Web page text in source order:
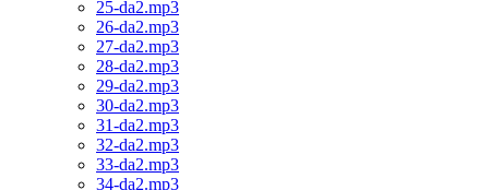
25-da2.mp3
26-da2.mp3
27-da2.mp3
28-da2.mp3
29-da2.mp3
30-da2.mp3
31-da2.mp3
32-da2.mp3
33-da2.mp3
34-da2.mp3